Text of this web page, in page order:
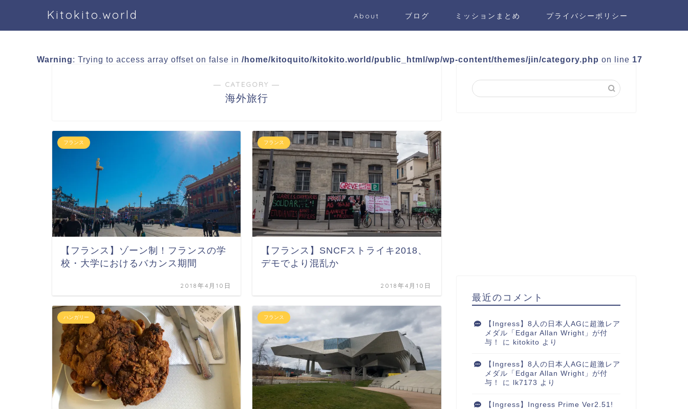
Kitokito.world About ブログ ミッションまとめ プライバシーポリシー
Warning: Trying to access array offset on false in /home/kitoquito/kitokito.world/public_html/wp/wp-content/themes/jin/category.php on line 17
― CATEGORY ―
海外旅行
フランス
【フランス】ゾーン制！フランスの学
校・大学におけるバカンス期間
2018年4月10日
フランス
【フランス】SNCFストライキ2018、
デモでより混乱か
2018年4月10日
ハンガリー フランス
最近のコメント
【Ingress】8人の日本人AGに超激レア
メダル「Edgar Allan Wright」が付
与！
に kitokito より
【Ingress】8人の日本人AGに超激レア
メダル「Edgar Allan Wright」が付
与！
に lk7173 より
【Ingress】Ingress Prime Ver2.51!